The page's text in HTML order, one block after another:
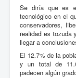
Se diría que es
tecnológico en el
conservadores,
realidad es tozuda
llegar a
El 12.7% de la
y un total de
padecen algún